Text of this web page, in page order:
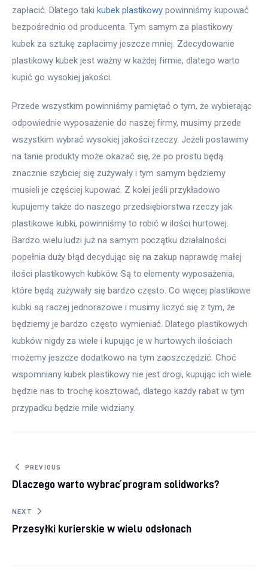
zapłacić. Dlatego taki kubek plastikowy powinniśmy kupować
bezpośrednio od producenta. Tym samym za plastikowy
kubek za sztukę zapłacimy jeszcze mniej. Zdecydowanie
plastikowy kubek jest ważny w każdej firmie, dlatego warto
kupić go wysokiej jakości.
Przede wszystkim powinniśmy pamiętać o tym, że wybierając
odpowiednie wyposażenie do naszej firmy, musimy przede
wszystkim wybrać wysokiej jakości rzeczy. Jeżeli postawimy
na tanie produkty może okazać się, że po prostu będą
znacznie szybciej się zużywały i tym samym będziemy
musieli je częściej kupować. Z kolei jeśli przykładowo
kupujemy także do naszego przedsiębiorstwa rzeczy jak
plastikowe kubki, powinniśmy to robić w ilości hurtowej.
Bardzo wielu ludzi już na samym początku działalności
popełnia duży błąd decydując się na zakup naprawdę małej
ilości plastikowych kubków. Są to elementy wyposażenia,
które będą zużywały się bardzo często. Co więcej plastikowe
kubki są raczej jednorazowe i musimy liczyć się z tym, że
będziemy je bardzo często wymieniać. Dlatego plastikowych
kubków nigdy za wiele i kupując je w hurtowych ilościach
możemy jeszcze dodatkowo na tym zaoszczędzić. Choć
wspomniany kubek plastikowy nie jest drogi, kupując ich wiele
będzie nas to trochę kosztować, dlatego każdy rabat w tym
przypadku będzie mile widziany.
Nawigacja wpisu
PREVIOUS
Dlaczego warto wybrać program solidworks?
NEXT
Przesyłki kurierskie w wielu odsłonach